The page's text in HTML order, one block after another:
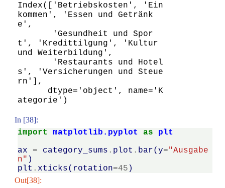
Index(['Betriebskosten', 'Ein
kommen', 'Essen und Getränk
e',
t', 'Kredittilgung', 'Kultur
und Weiterbildung',
s', 'Versicherungen und Steue
rn'],
ategorie')
In [38]:
import matplotlib.pyplot as
plt
ax
= category_sums . plot . bar(y="Ausgabe
n" )
plt . xticks( rotation=45 )
Out[38]: